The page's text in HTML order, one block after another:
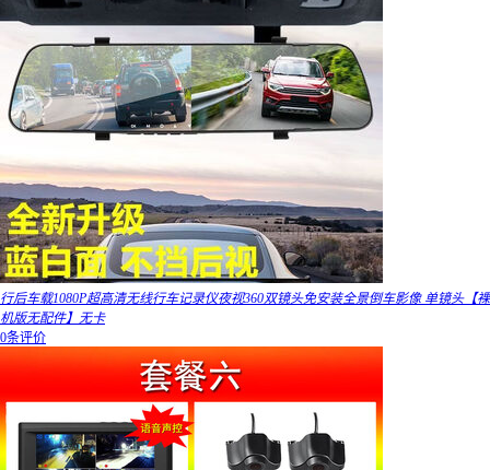
行后车载1080P超高清无线行车记录仪夜视360双镜头免安装全景倒车影像 单镜头【裸
机版无配件】无卡
0条评价